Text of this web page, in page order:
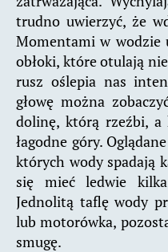
trudno uwierzyć, że
Momentami w wodzie
obłoki, które otulają
rusz oślepia nas
głowę można
dolinę, którą rzeźbi,
łagodne góry.
których wody spadają
się mieć ledwie
Jednolitą taflę wody
lub motorówka,
smugę.